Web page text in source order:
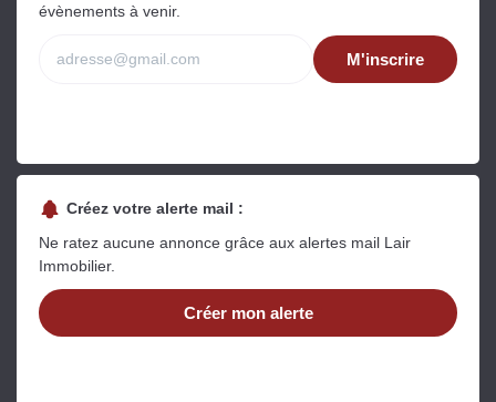
évènements à venir.
M'inscrire
Créez votre alerte mail :
Ne ratez aucune annonce grâce aux alertes mail Lair
Immobilier.
Créer mon alerte